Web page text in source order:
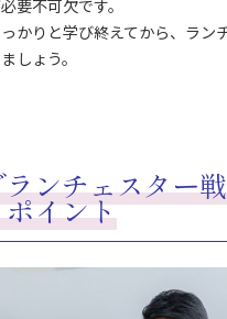
要不可欠です。
かりと学び終えてから、ラン
しょう。
ンチェスター
イント